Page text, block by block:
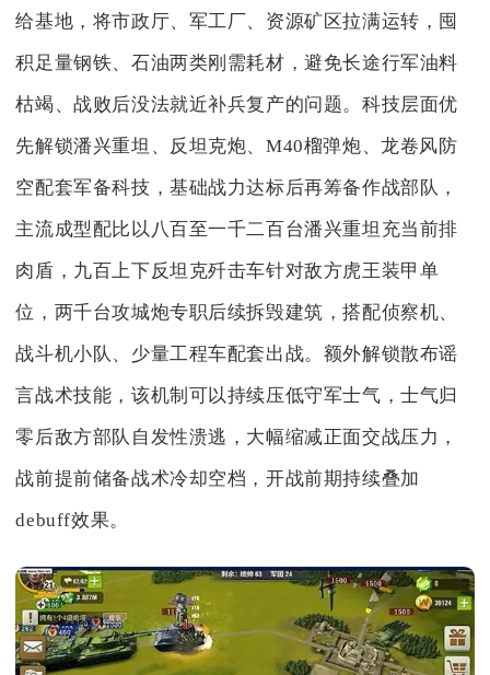
给基地，将市政厅、军工厂、资源矿区拉满运转，囤
积足量钢铁、石油两类刚需耗材，避免长途行军油料
枯竭、战败后没法就近补兵复产的问题。科技层面优
先解锁潘兴重坦、反坦克炮、M40榴弹炮、龙卷风防
空配套军备科技，基础战力达标后再筹备作战部队，
主流成型配比以八百至一千二百台潘兴重坦充当前排
肉盾，九百上下反坦克歼击车针对敌方虎王装甲单
位，两千台攻城炮专职后续拆毁建筑，搭配侦察机、
战斗机小队、少量工程车配套出战。额外解锁散布谣
言战术技能，该机制可以持续压低守军士气，士气归
零后敌方部队自发性溃逃，大幅缩减正面交战压力，
战前提前储备战术冷却空档，开战前期持续叠加
debuff效果。